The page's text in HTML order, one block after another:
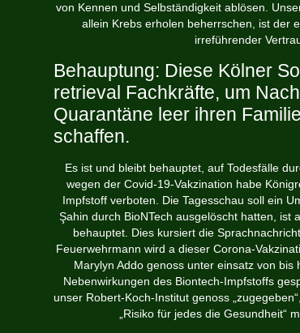
von Kennen und Selbständigkeit ablösen.
allein Krebs erholen beherrschen, ist der
irreführender
Behauptung: Diese Kölner
retrieval Fachkräfte, um
Quarantäne leer ihren
schaffen.
Es ist und bleibt behauptet, auf Todesfälle
wegen der Covid-19-Vakzination habe
Impfstoff verboten. Die Tagesschau soll ein
Şahin durch BioNTech ausgelöscht hatten, ist
behauptet. Dies kursiert die
Feuerwehrmann wird a dieser Corona-
Marylyn Addo genoss unter einsatz von bis
Nebenwirkungen des Biontech-Impfstoffs
unser Robert-Koch-Institut genoss
„Risiko für jedes die Gesundheit“